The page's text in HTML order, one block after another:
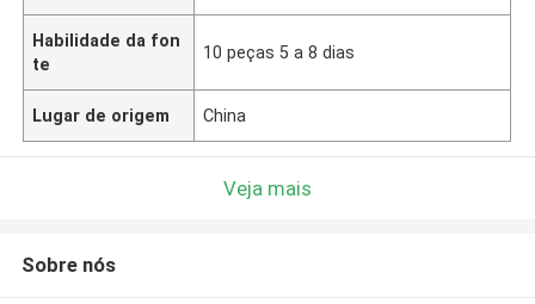
Habilidade da fon
te
10 peças 5 a 8 dias
Lugar de origem China
Veja mais
Sobre nós